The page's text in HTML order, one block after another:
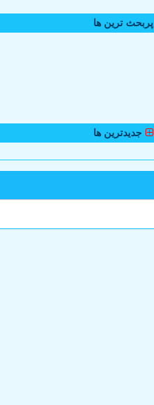
پربحث ترین ها
جدیدترین ها